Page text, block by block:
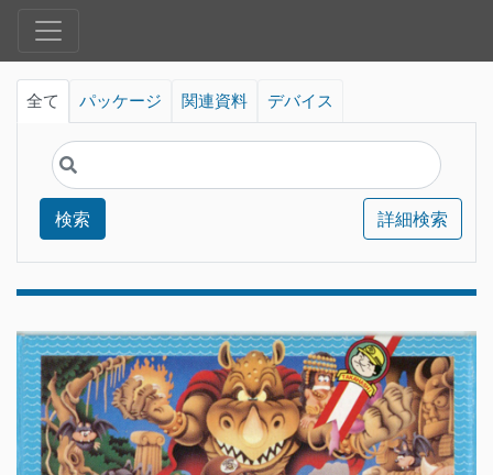
全て パッケージ 関連資料 デバイス
検索 詳細検索